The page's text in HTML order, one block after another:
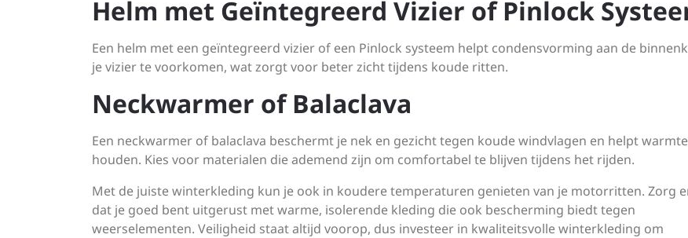
Helm met Geïntegreerd Vizier of Pinlock
Een helm met een geïntegreerd vizier of een Pinlock systeem helpt condensvorming aan de
je vizier te voorkomen, wat zorgt voor beter zicht tijdens koude ritten.
Neckwarmer of Balaclava
Een neckwarmer of balaclava beschermt je nek en gezicht tegen koude windvlagen en helpt
houden. Kies voor materialen die ademend zijn om comfortabel te blijven tijdens het rijden.
Met de juiste winterkleding kun je ook in koudere temperaturen genieten van je motorritten. Zorg
dat je goed bent uitgerust met warme, isolerende kleding die ook bescherming biedt tegen
weerselementen. Veiligheid staat altijd voorop, dus investeer in kwaliteitsvolle winterkleding om